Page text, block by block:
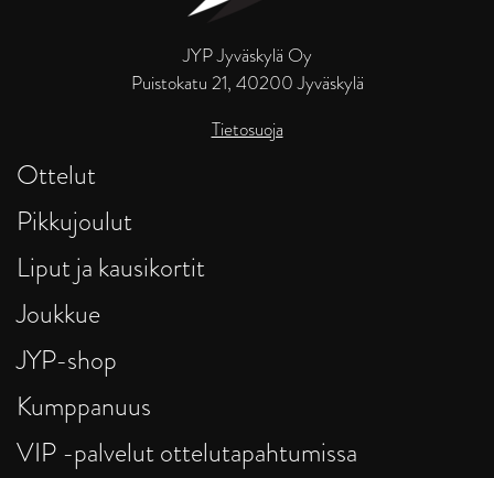
JYP Jyväskylä Oy
Puistokatu 21, 40200 Jyväskylä
Tietosuoja
Ottelut
Pikkujoulut
Liput ja kausikortit
Joukkue
JYP-shop
Kumppanuus
VIP -palvelut ottelutapahtumissa